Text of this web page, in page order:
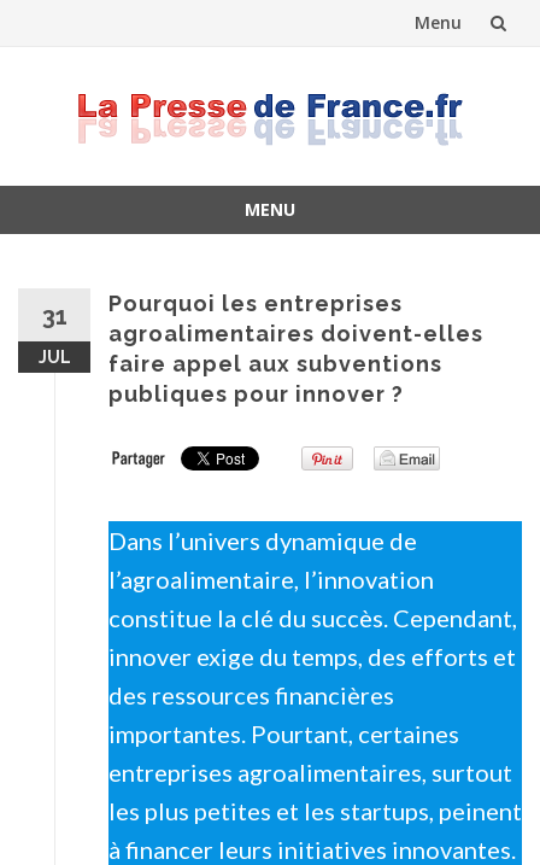
Menu
MENU
31
JUL
Pourquoi les entreprises
agroalimentaires doivent-elles
faire appel aux subventions
publiques pour innover ?
Dans l’univers dynamique de
l’agroalimentaire, l’innovation
constitue la clé du succès. Cependant,
innover exige du temps, des efforts et
des ressources financières
importantes. Pourtant, certaines
entreprises agroalimentaires, surtout
les plus petites et les startups, peinent
à financer leurs initiatives innovantes.